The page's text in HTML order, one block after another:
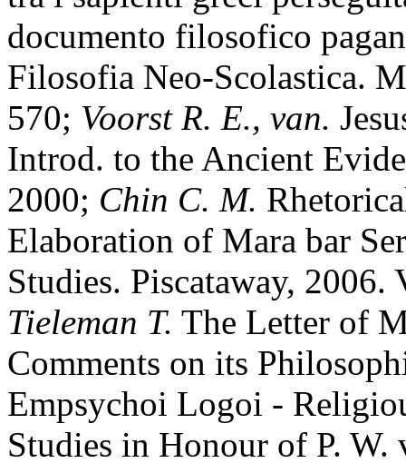
documento filosofico
Filosofia Neo-Scolastica.
570; Voorst R. E., van.
Introd. to the Ancient
2000; Chin C. M.
Elaboration of Mara bar
Studies. Piscataway,
Tieleman T. The Letter of
Comments on its
Empsychoi Logoi -
Studies in Honour of P.